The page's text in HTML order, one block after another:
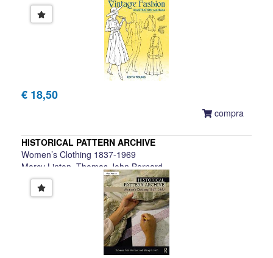
€ 18,50
compra
HISTORICAL PATTERN ARCHIVE
Women’s Clothing 1837-1969
Marcy Linton, Thomas John Bernard